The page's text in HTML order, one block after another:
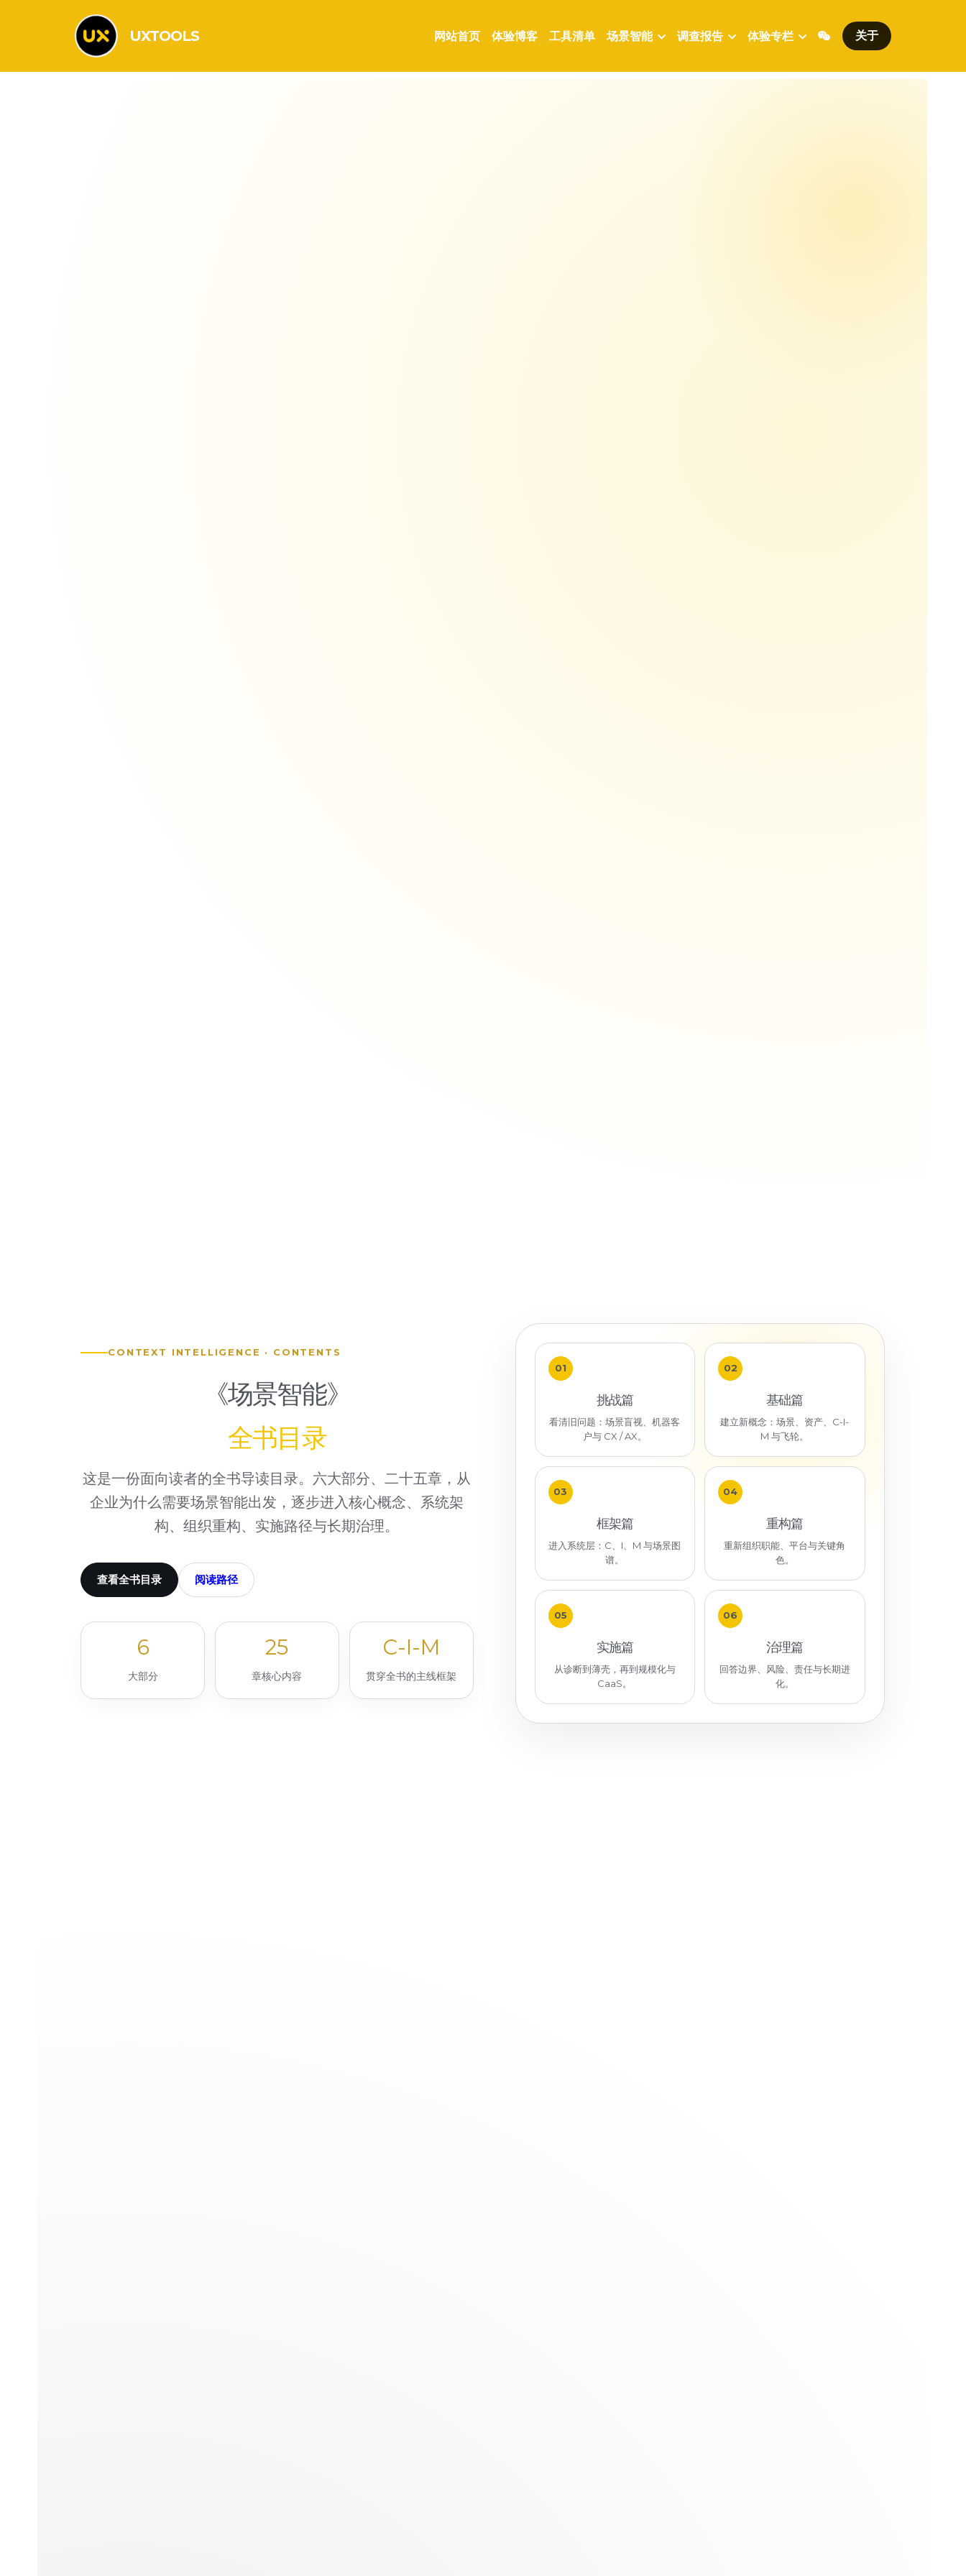
UXTOOLS 网站首页 体验博客 工具清单 场景智能 调查报告 体验专栏 关于
CONTEXT INTELLIGENCE · CONTENTS
《场景智能》
全书目录
这是一份面向读者的全书导读目录。六大部分、二十五章，从
企业为什么需要场景智能出发，逐步进入核心概念、系统架
构、组织重构、实施路径与长期治理。
查看全书目录 阅读路径
6
大部分
25
章核心内容
C-I-M
贯穿全书的主线框架
01
挑战篇
看清旧问题：场景盲视、机器客
户与 CX / AX。
02
基础篇
建立新概念：场景、资产、C-I-
M 与飞轮。
03
框架篇
进入系统层：C、I、M 与场景图
谱。
04
重构篇
重新组织职能、平台与关键角
色。
05
实施篇
从诊断到薄壳，再到规模化与
CaaS。
06
治理篇
回答边界、风险、责任与长期进
化。